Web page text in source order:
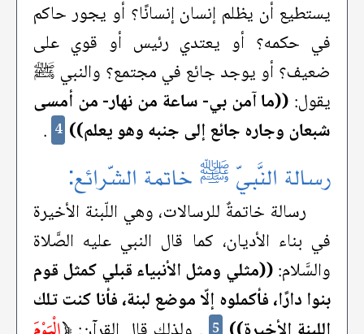
يستطيع أن يظلم إنسان إنسانًا؟ أو يجور حاكم
في حكمه؟ أو يعتدي رئيس أو قوي على
ضعيف؟ أو يوجد جائع في مجتمع؟ والنبي ﷺ
يقول: ((ما آمن بي- ساعة من نهار- من أمسى
شبعان وجاره جائع إلى جنبه وهو يعلم)) 4
.
رسالة النَّبيّ ﷺ خاتمة الشّرائع:
رسالة خاتمةٌ للرسالات، وهي اللّبنة الأخيرة
في بناء الأديان، كما قال النبي عليه الصَّلاة
والسَّلام:((مثلي ومثل الأنبياء قبلي كمثل قوم
بنوا دارًا، فأكملوه إلّا موضع لبنة، فأنا كنت تلك
5